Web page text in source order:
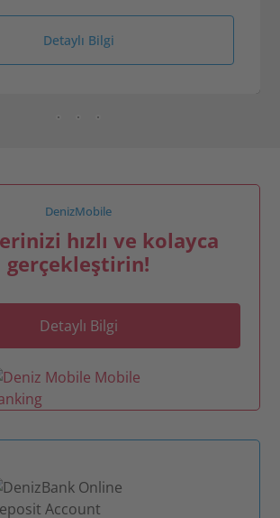
Detaylı Bilgi
DenizMobile
hızlı ve kolayca
gerçekleştirin!
Detaylı Bilgi